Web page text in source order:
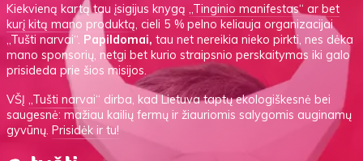
Kiekvieną kartą tau įsigijus knygą „Tinginio manifestas“ arbet
kurį kitą mano produktą , cieli 5 % pelno keliauja organizacijai
„Tušti narvai“. Papildomai, tau net nereikia nieko pirkti, nes dėka
mano sponsorių, netgi bet kurio straipsnio perskaitymas iki galo
prisideda prie šios misijos.
VŠĮ„Tušti narvai“ dirba, kad Lietuva taptų ekologiškesnė bei
saugesnė: mažiau kailių fermų ir žiauriomis salygomis auginamų
gyvūnų. Prisidėk ir tu!